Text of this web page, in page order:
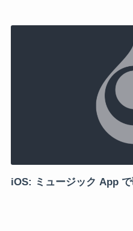
iOS: ミュージック App